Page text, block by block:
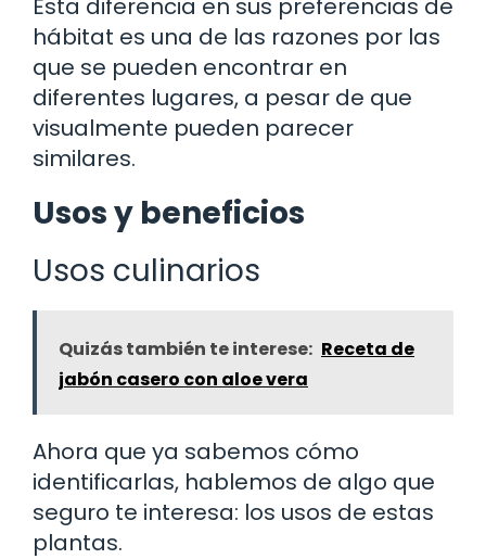
Esta diferencia en sus preferencias de
hábitat es una de las razones por las
que se pueden encontrar en
diferentes lugares, a pesar de que
visualmente pueden parecer
similares.
Usos y beneficios
Usos culinarios
Quizás también te interese: Receta de
jabón casero con aloe vera
Ahora que ya sabemos cómo
identificarlas, hablemos de algo que
seguro te interesa: los usos de estas
plantas.